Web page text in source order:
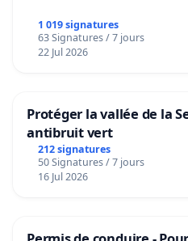
1 019 signatures
63 Signatures / 7 jours
22 Jul 2026
Protéger la vallée de la
antibruit vert
212 signatures
50 Signatures / 7 jours
16 Jul 2026